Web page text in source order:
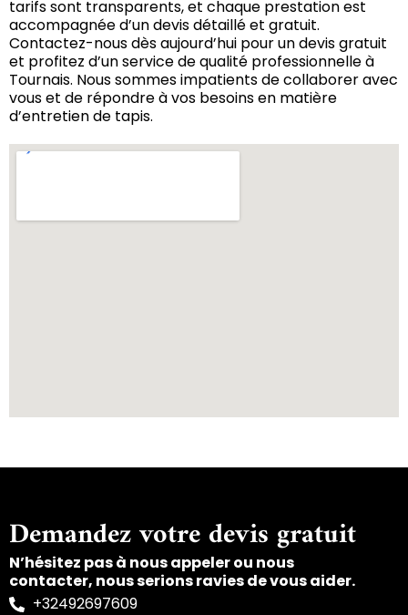
tarifs sont transparents, et chaque prestation est
accompagnée d’un devis détaillé et gratuit.
Contactez-nous dès aujourd’hui pour un devis gratuit
et profitez d’un service de qualité professionnelle à
Tournais. Nous sommes impatients de collaborer avec
vous et de répondre à vos besoins en matière
d’entretien de tapis.
Demandez votre devis gratuit
N’hésitez pas à nous appeler ou nous
contacter, nous serions ravies de vous aider.
+32492697609